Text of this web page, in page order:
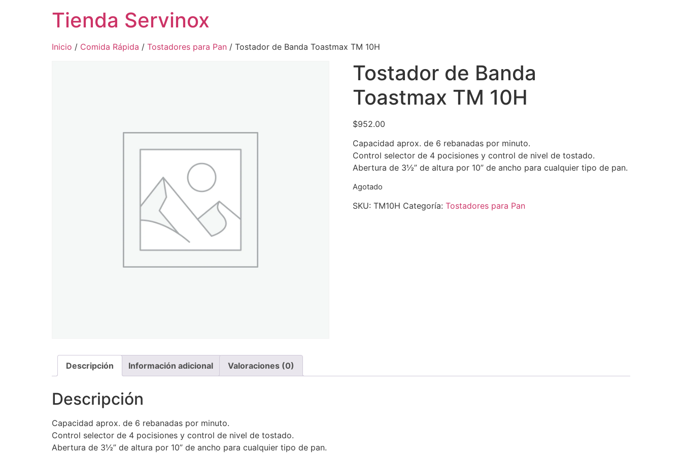
Tienda Servinox
Inicio / Comida Rápida / Tostadores para Pan / Tostador de Banda Toastmax TM 10H
Tostador de Banda
Toastmax TM 10H
$952.00
Capacidad aprox. de 6 rebanadas por minuto.
Control selector de 4 pocisiones y control de nivel de tostado.
Abertura de 3½” de altura por 10” de ancho para cualquier tipo de pan.
Agotado
SKU: TM10H Categoría: Tostadores para Pan
Descripción Información adicional Valoraciones (0)
Descripción
Capacidad aprox. de 6 rebanadas por minuto.
Control selector de 4 pocisiones y control de nivel de tostado.
Abertura de 3½” de altura por 10” de ancho para cualquier tipo de pan.